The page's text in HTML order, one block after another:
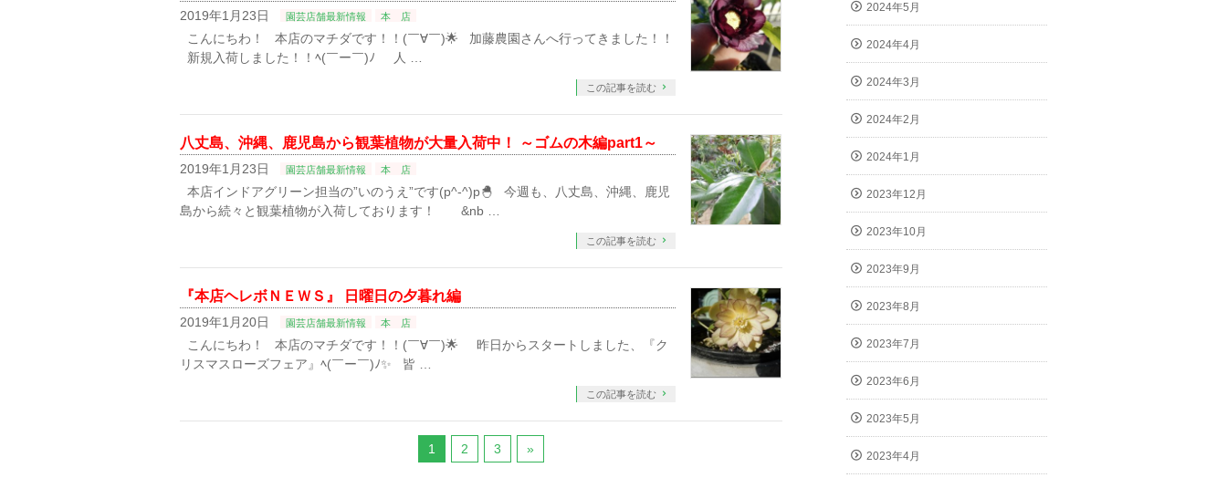
2019年1月23日 園芸店舗最新情報 本 店
こんにちわ！ 本店のマチダです！！(￣∀￣)🌟 加藤農園さんへ行ってきました！！
新規入荷しました！！ﾍ(￣ー￣)ﾉ 人 …
この記事を読む
八丈島、沖縄、鹿児島から観葉植物が大量入荷中！ ～ゴムの木編part1～
2019年1月23日 園芸店舗最新情報 本 店
本店インドアグリーン担当の”いのうえ”です(p^-^)p🐣 今週も、八丈島、沖縄、鹿児
島から続々と観葉植物が入荷しております！ &nb …
この記事を読む
『本店ヘレボＮＥＷＳ』 日曜日の夕暮れ編
2019年1月20日 園芸店舗最新情報 本 店
こんにちわ！ 本店のマチダです！！(￣∀￣)🌟 昨日からスタートしました、『ク
リスマスローズフェア』ﾍ(￣ー￣)ﾉ✨ 皆 …
この記事を読む
1 2 3 »
2024年5月
2024年4月
2024年3月
2024年2月
2024年1月
2023年12月
2023年10月
2023年9月
2023年8月
2023年7月
2023年6月
2023年5月
2023年4月